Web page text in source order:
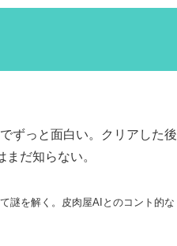
ずっと面白い。クリアした後
だ知らない。
謎を解く。皮肉屋AIとのコント的な